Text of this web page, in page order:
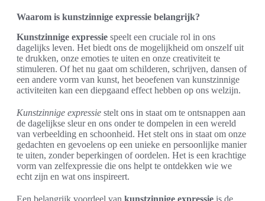
Waarom is kunstzinnige expressie belangrijk?
Kunstzinnige expressie speelt een cruciale rol in ons
dagelijks leven. Het biedt ons de mogelijkheid om onszelf uit
te drukken, onze emoties te uiten en onze creativiteit te
stimuleren. Of het nu gaat om schilderen, schrijven, dansen of
een andere vorm van kunst, het beoefenen van kunstzinnige
activiteiten kan een diepgaand effect hebben op ons welzijn.
Kunstzinnige expressie stelt ons in staat om te ontsnappen aan
de dagelijkse sleur en ons onder te dompelen in een wereld
van verbeelding en schoonheid. Het stelt ons in staat om onze
gedachten en gevoelens op een unieke en persoonlijke manier
te uiten, zonder beperkingen of oordelen. Het is een krachtige
vorm van zelfexpressie die ons helpt te ontdekken wie we
echt zijn en wat ons inspireert.
Een belangrijk voordeel van kunstzinnige expressie is de